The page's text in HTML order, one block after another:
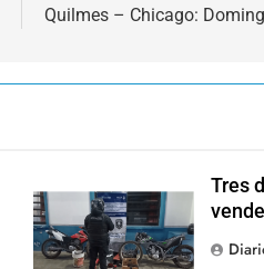
Quilmes – Chicago:
Tres